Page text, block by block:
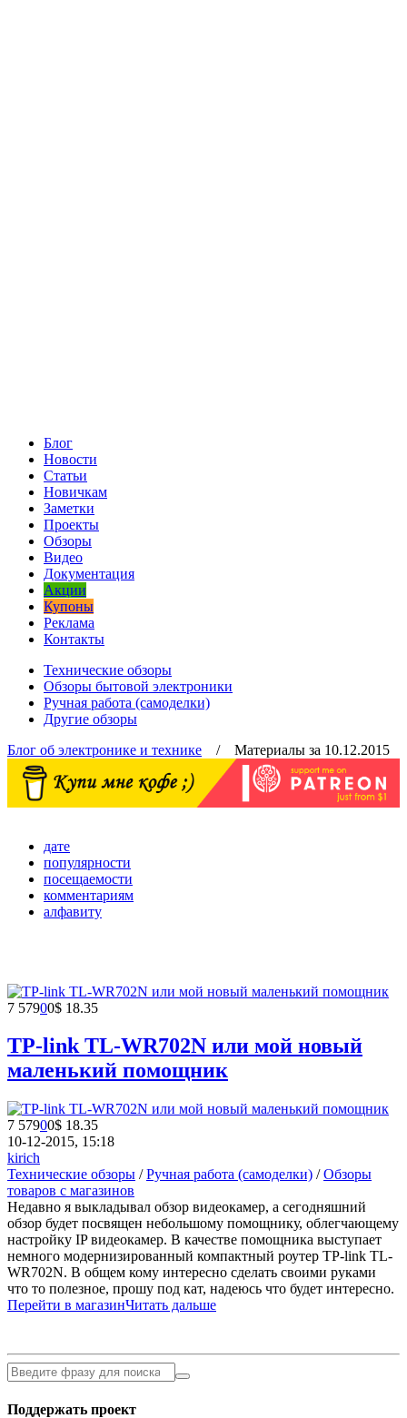
Блог
Новости
Статьи
Новичкам
Заметки
Проекты
Обзоры
Видео
Документация
Акции
Купоны
Реклама
Контакты
Технические обзоры
Обзоры бытовой электроники
Ручная работа (самоделки)
Другие обзоры
Блог об электронике и технике / Материалы за 10.12.2015
дате
популярности
посещаемости
комментариям
алфавиту
7 57900$ 18.35
TP-link TL-WR702N или мой новый
маленький помощник
7 57900$ 18.35
10-12-2015, 15:18
kirich
Технические обзоры /Ручная работа (самоделки) /Обзоры
товаров с магазинов
Недавно я выкладывал обзор видеокамер, а сегодняшний
обзор будет посвящен небольшому помощнику, облегчающему
настройку IP видеокамер. В качестве помощника выступает
немного модернизированный компактный роутер TP-link TL-
WR702N. В общем кому интересно сделать своими руками
что то полезное, прошу под кат, надеюсь что будет интересно.
Перейти в магазинЧитать дальше
Поддержать проект